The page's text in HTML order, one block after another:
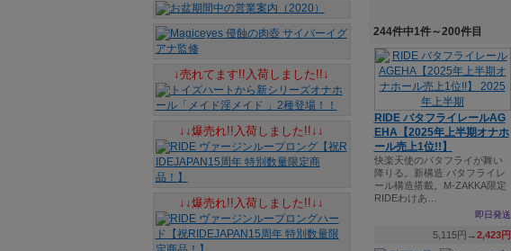
244件中1件～200件目
RIDE バタフライレールAG
EHA【2025年上半期オナホ
ール売上1位!!】
快楽天使のバタフライが舞い
降りる。新構造 バタフライレ
ール構造搭載。M-ZAKKA限定
RIDEわけあ…
即日発送
5,115円→2,423円
↓売れてます!!入荷しました!!↓
↓↓爆売れ!!入荷しました!!↓↓
↓↓爆売れ!!入荷しました!!↓↓